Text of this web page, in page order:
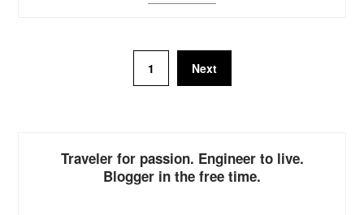
1 Next
Traveler for passion. Engineer to live.
Blogger in the free time.